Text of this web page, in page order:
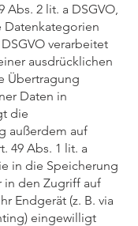
Abs. 2 lit. a DSGVO,
Datenkategorien
verarbeitet
ausdrücklichen
Übertragung
Daten in
die
außerdem auf
49 Abs. 1 lit. a
in die Speicherung
in den Zugriff auf
Endgerät (z. B. via
eingewilligt